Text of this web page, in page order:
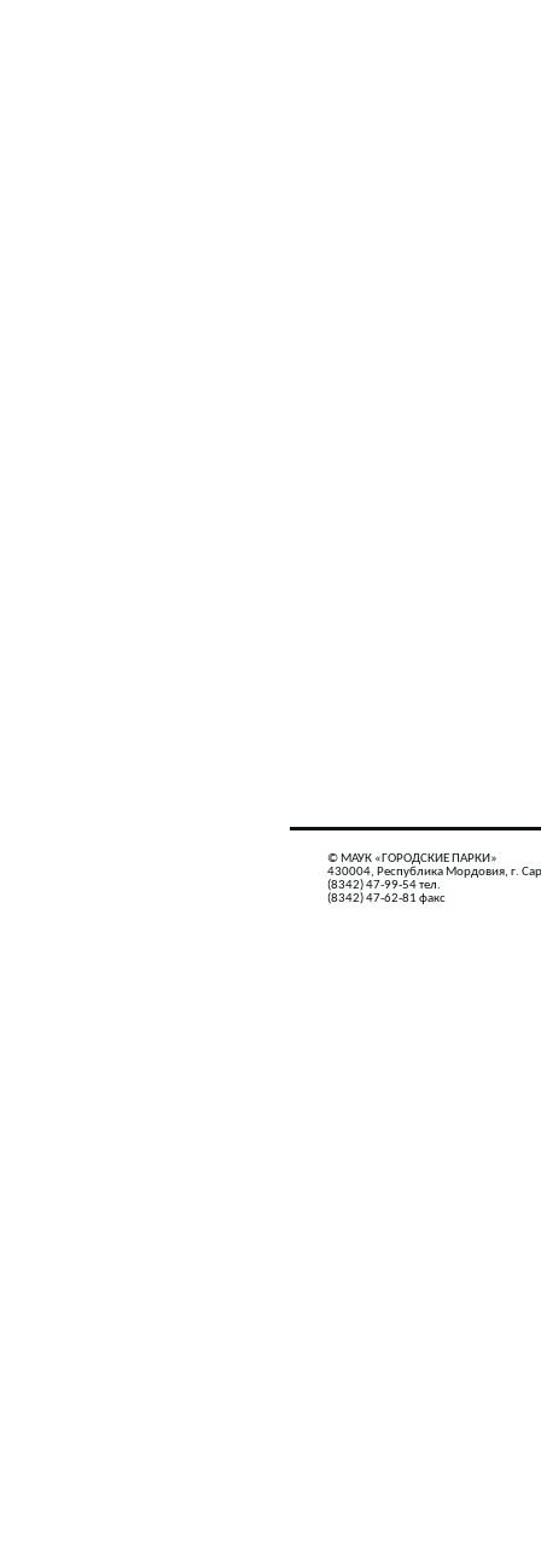
© МАУК «ГОРОДСКИЕ ПАРКИ»
430004, Республика Мордовия, г.
(8342) 47-99-54 тел.
(8342) 47-62-81 факс